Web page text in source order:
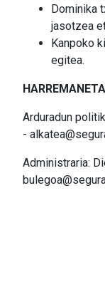
Dominika
jasotzea
Kanpoko
egitea.
Arduradun
-
Administraria: